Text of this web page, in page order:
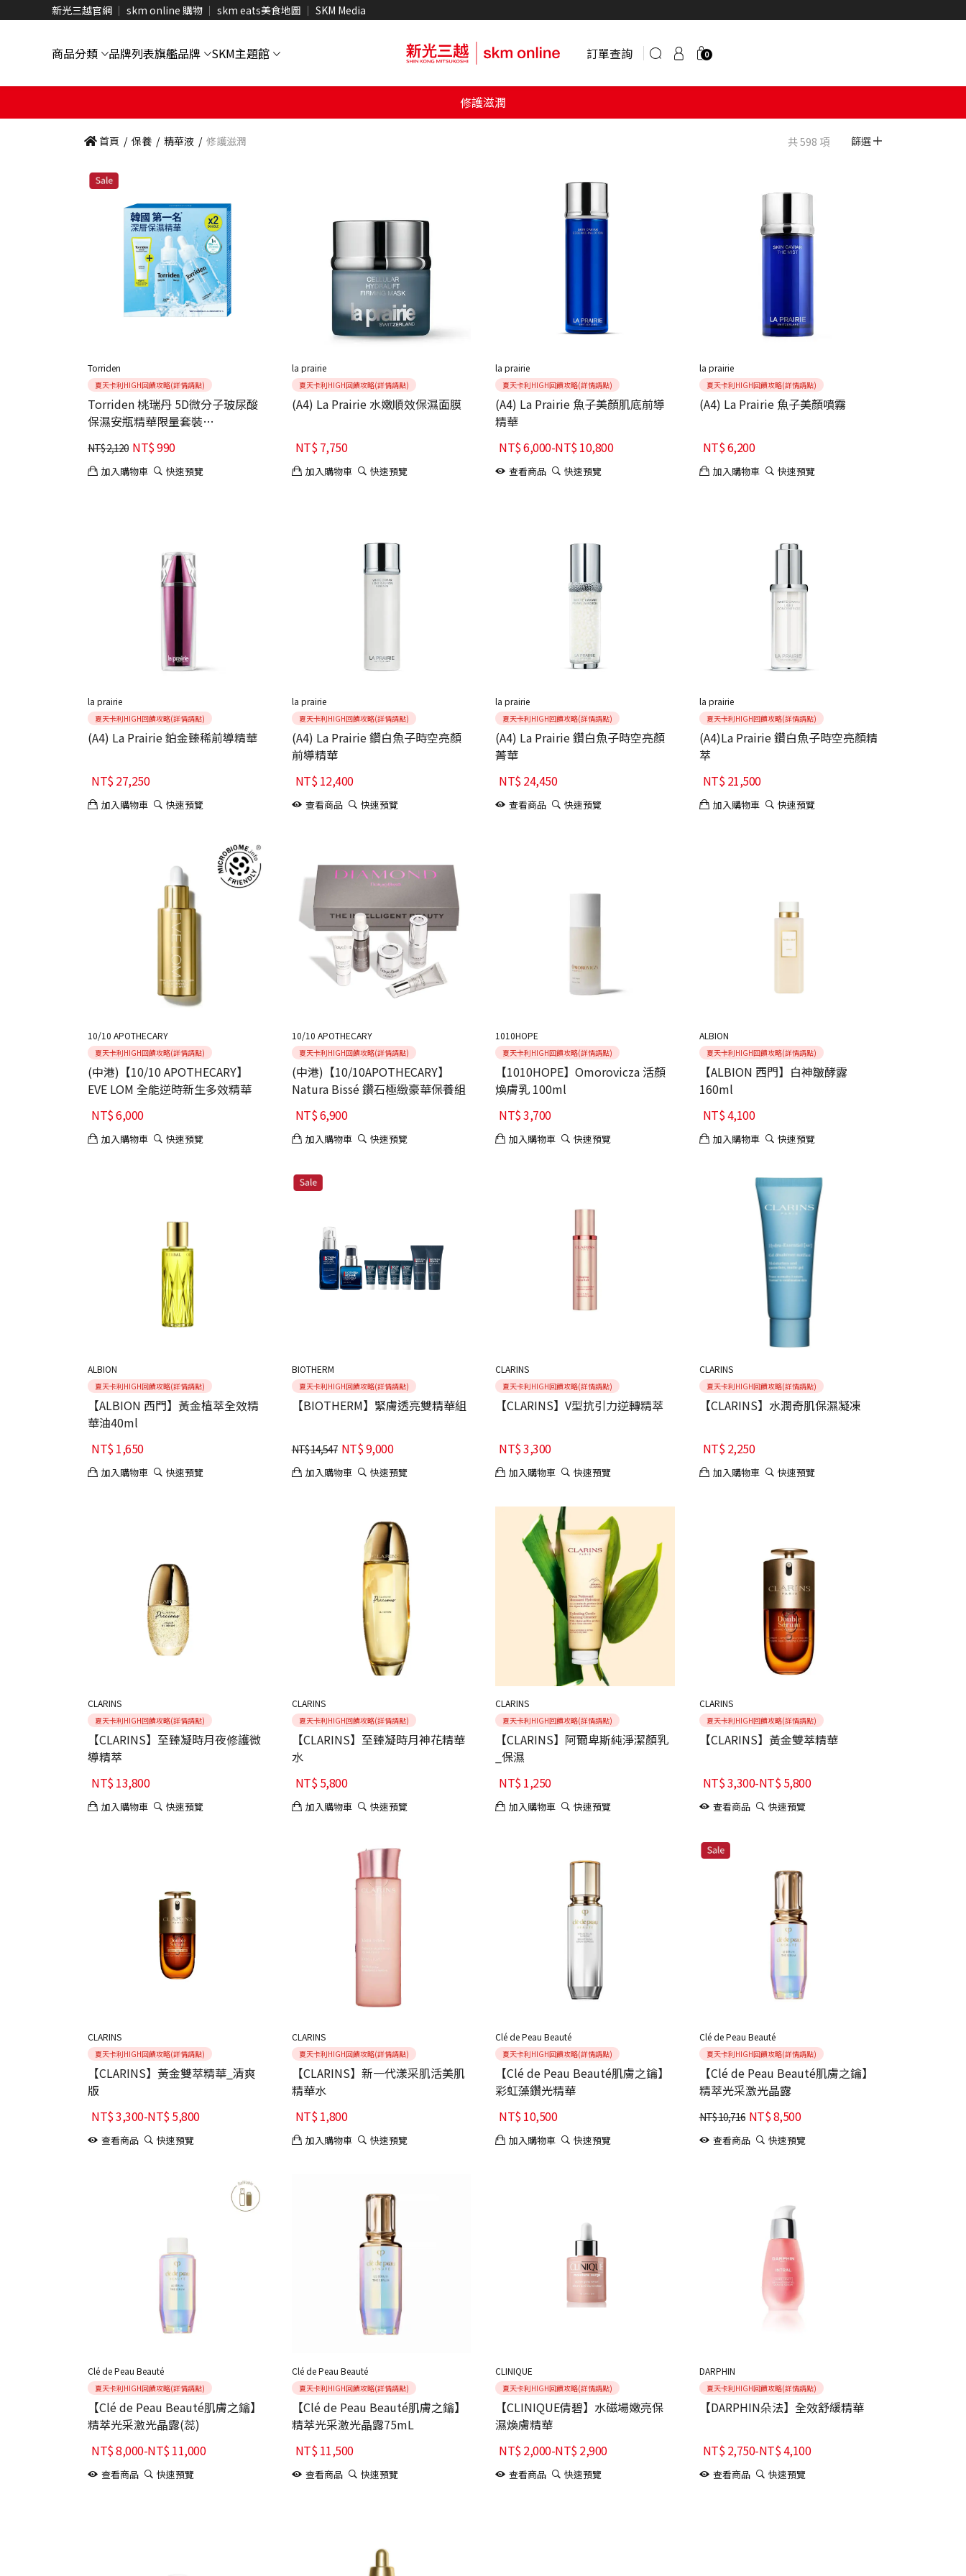
新光三越官網 skm online 購物 skm eats美食地圖 SKM Media
商品分類 品牌列表旗艦品牌 SKM主題館 訂單查詢 0
修護滋潤
首頁 / 保養 / 精華液 / 修護滋潤 篩選
共 598 項
Torriden
夏天卡利HIGH回饋攻略(詳情請點)
Torriden 桃瑞丹 5D微分子玻尿酸
保濕安瓶精華限量套裝
(50ML+50ML+20ML)
NT$2,120 NT$990
加入購物車 快速預覽
la prairie
夏天卡利HIGH回饋攻略(詳情請點)
(A4) La Prairie 水嫩順效保濕面膜
NT$7,750
加入購物車 快速預覽
la prairie
夏天卡利HIGH回饋攻略(詳情請點)
(A4) La Prairie 魚子美顏肌底前導
精華
NT$6,000-NT$10,800
查看商品 快速預覽
la prairie
夏天卡利HIGH回饋攻略(詳情請點)
(A4) La Prairie 魚子美顏噴霧
NT$6,200
加入購物車 快速預覽
la prairie
夏天卡利HIGH回饋攻略(詳情請點)
(A4) La Prairie 鉑金臻稀前導精華
NT$27,250
加入購物車 快速預覽
la prairie
夏天卡利HIGH回饋攻略(詳情請點)
(A4) La Prairie 鑽白魚子時空亮顏
前導精華
NT$12,400
查看商品 快速預覽
la prairie
夏天卡利HIGH回饋攻略(詳情請點)
(A4) La Prairie 鑽白魚子時空亮顏
菁華
NT$24,450
查看商品 快速預覽
la prairie
夏天卡利HIGH回饋攻略(詳情請點)
(A4)La Prairie 鑽白魚子時空亮顏精
萃
NT$21,500
加入購物車 快速預覽
10/10 APOTHECARY
夏天卡利HIGH回饋攻略(詳情請點)
(中港)【10/10 APOTHECARY】
EVE LOM 全能逆時新生多效精華
NT$6,000
加入購物車 快速預覽
10/10 APOTHECARY
夏天卡利HIGH回饋攻略(詳情請點)
(中港)【10/10APOTHECARY】
Natura Bissé 鑽石極緻豪華保養組
NT$6,900
加入購物車 快速預覽
1010HOPE
夏天卡利HIGH回饋攻略(詳情請點)
【1010HOPE】Omorovicza 活顏
煥膚乳 100ml
NT$3,700
加入購物車 快速預覽
ALBION
夏天卡利HIGH回饋攻略(詳情請點)
【ALBION 西門】白神皺酵露
160ml
NT$4,100
加入購物車 快速預覽
ALBION
夏天卡利HIGH回饋攻略(詳情請點)
【ALBION 西門】黃金植萃全效精
華油40ml
NT$1,650
加入購物車 快速預覽
BIOTHERM
夏天卡利HIGH回饋攻略(詳情請點)
【BIOTHERM】緊膚透亮雙精華組
NT$14,547 NT$9,000
加入購物車 快速預覽
CLARINS
夏天卡利HIGH回饋攻略(詳情請點)
【CLARINS】V型抗引力逆轉精萃
NT$3,300
加入購物車 快速預覽
CLARINS
夏天卡利HIGH回饋攻略(詳情請點)
【CLARINS】水潤奇肌保濕凝凍
NT$2,250
加入購物車 快速預覽
CLARINS
夏天卡利HIGH回饋攻略(詳情請點)
【CLARINS】至臻凝時月夜修護微
導精萃
NT$13,800
加入購物車 快速預覽
CLARINS
夏天卡利HIGH回饋攻略(詳情請點)
【CLARINS】至臻凝時月神花精華
水
NT$5,800
加入購物車 快速預覽
CLARINS
夏天卡利HIGH回饋攻略(詳情請點)
【CLARINS】阿爾卑斯純淨潔顏乳
_保濕
NT$1,250
加入購物車 快速預覽
CLARINS
夏天卡利HIGH回饋攻略(詳情請點)
【CLARINS】黃金雙萃精華
NT$3,300-NT$5,800
查看商品 快速預覽
CLARINS
夏天卡利HIGH回饋攻略(詳情請點)
【CLARINS】黃金雙萃精華_清爽
版
NT$3,300-NT$5,800
查看商品 快速預覽
CLARINS
夏天卡利HIGH回饋攻略(詳情請點)
【CLARINS】新一代漾采肌活美肌
精華水
NT$1,800
加入購物車 快速預覽
Clé de Peau Beauté
夏天卡利HIGH回饋攻略(詳情請點)
【Clé de Peau Beauté肌膚之鑰】
彩虹藻鑽光精華
NT$10,500
加入購物車 快速預覽
Clé de Peau Beauté
夏天卡利HIGH回饋攻略(詳情請點)
【Clé de Peau Beauté肌膚之鑰】
精萃光采激光晶露
NT$10,716 NT$8,500
查看商品 快速預覽
Clé de Peau Beauté
夏天卡利HIGH回饋攻略(詳情請點)
【Clé de Peau Beauté肌膚之鑰】
精萃光采激光晶露(蕊)
NT$8,000-NT$11,000
查看商品 快速預覽
Clé de Peau Beauté
夏天卡利HIGH回饋攻略(詳情請點)
【Clé de Peau Beauté肌膚之鑰】
精萃光采激光晶露75mL
NT$11,500
查看商品 快速預覽
CLINIQUE
夏天卡利HIGH回饋攻略(詳情請點)
【CLINIQUE倩碧】水磁場嫩亮保
濕煥膚精華
NT$2,000-NT$2,900
查看商品 快速預覽
DARPHIN
夏天卡利HIGH回饋攻略(詳情請點)
【DARPHIN朵法】全效舒緩精華
NT$2,750-NT$4,100
查看商品 快速預覽